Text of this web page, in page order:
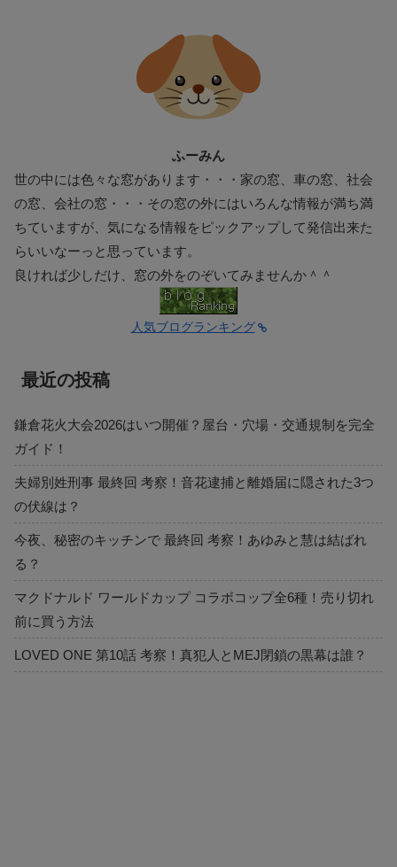
ふーみん
世の中には色々な窓があります・・・家の窓、車の窓、社会
の窓、会社の窓・・・その窓の外にはいろんな情報が満ち満
ちていますが、気になる情報をピックアップして発信出来た
らいいなーっと思っています。
良ければ少しだけ、窓の外をのぞいてみませんか＾＾
人気ブログランキング
最近の投稿
鎌倉花火大会2026はいつ開催？屋台・穴場・交通規制を完全
ガイド！
夫婦別姓刑事 最終回 考察！音花逮捕と離婚届に隠された3つ
の伏線は？
今夜、秘密のキッチンで 最終回 考察！あゆみと慧は結ばれ
る？
マクドナルド ワールドカップ コラボコップ全6種！売り切れ
前に買う方法
LOVED ONE 第10話 考察！真犯人とMEJ閉鎖の黒幕は誰？